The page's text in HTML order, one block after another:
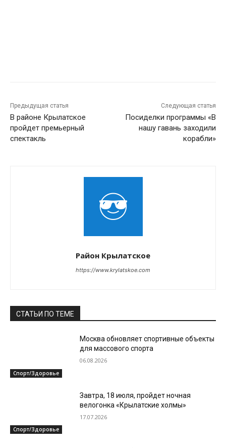
Предыдущая статья
В районе Крылатское
пройдет премьерный
спектакль
Следующая статья
Посиделки программы «В
нашу гавань заходили
корабли»
Район Крылатское
https://www.krylatskoe.com
СТАТЬИ ПО ТЕМЕ
Спорт/Здоровье
Москва обновляет спортивные объекты
для массового спорта
06.08.2026
Спорт/Здоровье
Завтра, 18 июля, пройдет ночная
велогонка «Крылатские холмы»
17.07.2026